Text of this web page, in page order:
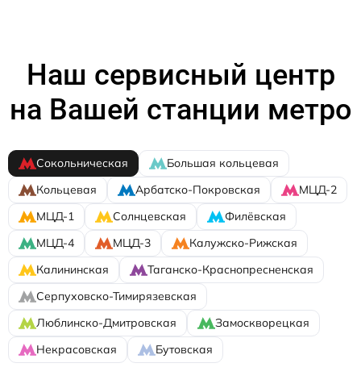
Наш сервисный центр
на Вашей станции метро
Сокольническая
Большая кольцевая
Кольцевая
Арбатско-Покровская
МЦД-2
МЦД-1
Солнцевская
Филёвская
МЦД-4
МЦД-3
Калужско-Рижская
Калининская
Таганско-Краснопресненская
Серпуховско-Тимирязевская
Люблинско-Дмитровская
Замоскворецкая
Некрасовская
Бутовская